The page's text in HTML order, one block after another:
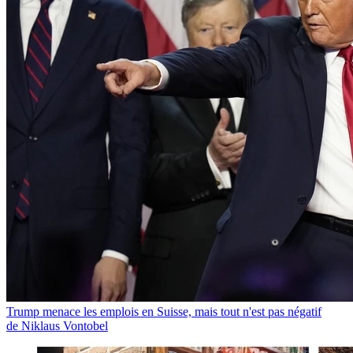
Trump menace les emplois en Suisse, mais tout n'est pas négatif
de Niklaus Vontobel